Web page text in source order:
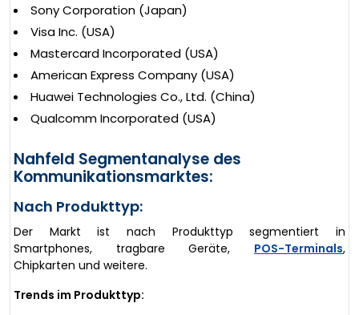
Sony Corporation (Japan)
Visa Inc. (USA)
Mastercard Incorporated (USA)
American Express Company (USA)
Huawei Technologies Co., Ltd. (China)
Qualcomm Incorporated (USA)
Nahfeld Segmentanalyse des
Kommunikationsmarktes:
Nach Produkttyp:
Der Markt ist nach Produkttyp segmentiert in
Smartphones, tragbare Geräte, POS-Terminals,
Chipkarten und weitere.
Trends im Produkttyp: